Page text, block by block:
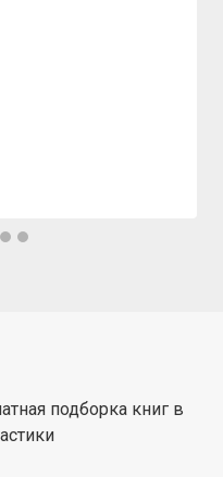
подборка книг в